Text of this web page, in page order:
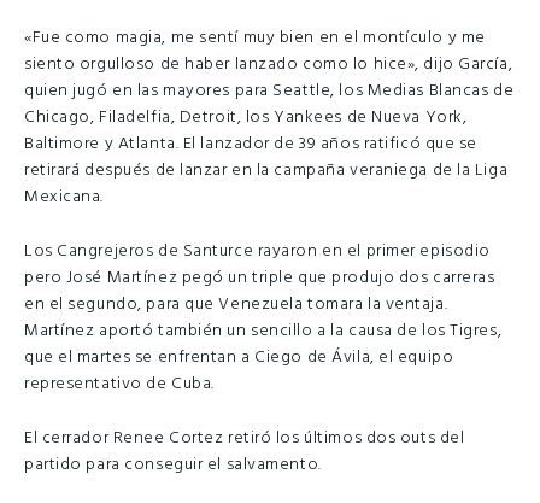
«Fue como magia, me sentí muy bien en el montículo y me
siento orgulloso de haber lanzado como lo hice», dijo García,
quien jugó en las mayores para Seattle, los Medias Blancas de
Chicago, Filadelfia, Detroit, los Yankees de Nueva York,
Baltimore y Atlanta. El lanzador de 39 años ratificó que se
retirará después de lanzar en la campaña veraniega de la Liga
Mexicana.
Los Cangrejeros de Santurce rayaron en el primer episodio
pero José Martínez pegó un triple que produjo dos carreras
en el segundo, para que Venezuela tomara la ventaja.
Martínez aportó también un sencillo a la causa de los Tigres,
que el martes se enfrentan a Ciego de Ávila, el equipo
representativo de Cuba.
El cerrador Renee Cortez retiró los últimos dos outs del
partido para conseguir el salvamento.